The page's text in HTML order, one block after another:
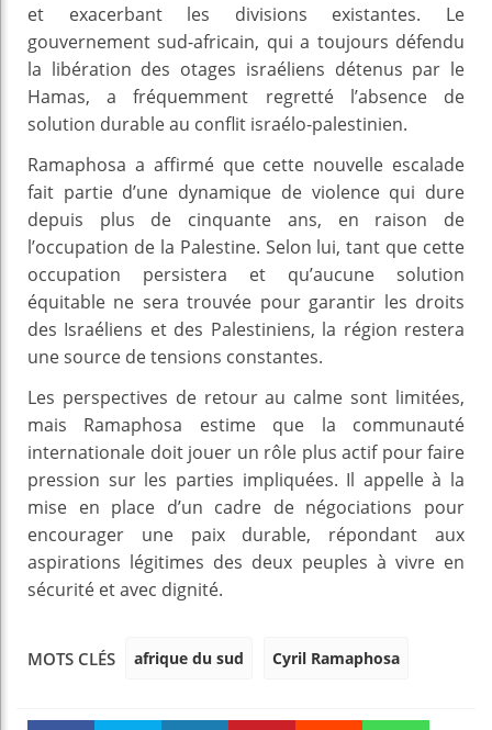
et exacerbant les divisions existantes. Le
gouvernement sud-africain, qui a toujours défendu
la libération des otages israéliens détenus par le
Hamas, a fréquemment regretté l’absence de
solution durable au conflit israélo-palestinien.
Ramaphosa a affirmé que cette nouvelle escalade
fait partie d’une dynamique de violence qui dure
depuis plus de cinquante ans, en raison de
l’occupation de la Palestine. Selon lui, tant que cette
occupation persistera et qu’aucune solution
équitable ne sera trouvée pour garantir les droits
des Israéliens et des Palestiniens, la région restera
une source de tensions constantes.
Les perspectives de retour au calme sont limitées,
mais Ramaphosa estime que la communauté
internationale doit jouer un rôle plus actif pour faire
pression sur les parties impliquées. Il appelle à la
mise en place d’un cadre de négociations pour
encourager une paix durable, répondant aux
aspirations légitimes des deux peuples à vivre en
sécurité et avec dignité.
MOTS CLÉS afrique du sud Cyril Ramaphosa